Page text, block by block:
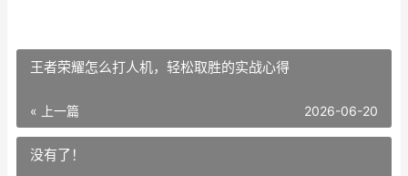
王者荣耀怎么打人机，轻松取胜的实战心得
« 上一篇 2026-06-20
没有了！